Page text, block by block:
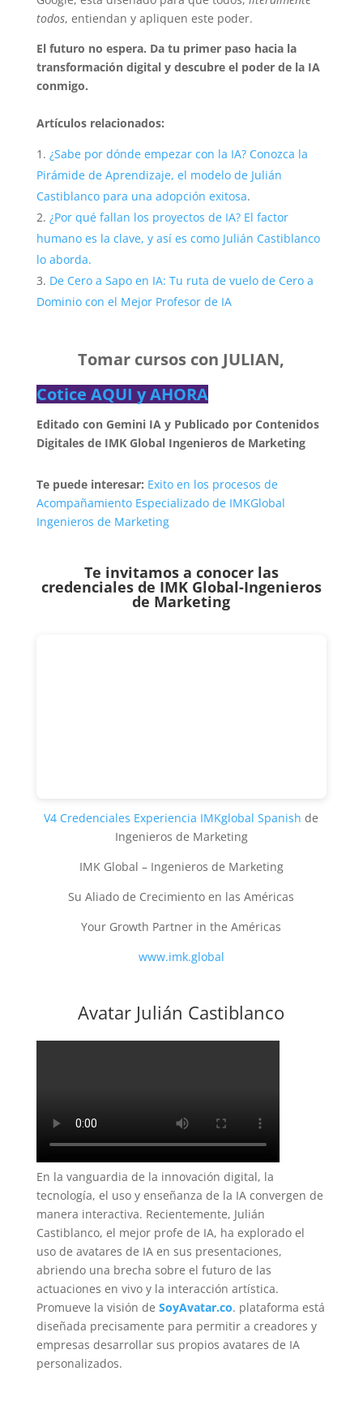
todos, entiendan y apliquen este poder.
El futuro no espera. Da tu primer paso hacia la
transformación digital y descubre el poder de la IA
conmigo.
Artículos relacionados:
¿Sabe por dónde empezar con la IA? Conozca la
Pirámide de Aprendizaje, el modelo de Julián
Castiblanco para una adopción exitosa.
¿Por qué fallan los proyectos de IA? El factor
humano es la clave, y así es como Julián Castiblanco
lo aborda.
De Cero a Sapo en IA: Tu ruta de vuelo de Cero a
Dominio con el Mejor Profesor de IA
Tomar cursos con JULIAN,
Cotice AQUI y AHORA
Editado con Gemini IA y Publicado por Contenidos
Digitales de IMK Global Ingenieros de Marketing
Te puede interesar: Exito en los procesos de
Acompañamiento Especializado de IMKGlobal
Ingenieros de Marketing
Te invitamos a conocer las
credenciales de IMK Global-Ingenieros
de Marketing
V4 Credenciales Experiencia IMKglobal Spanish de
Ingenieros de Marketing
IMK Global – Ingenieros de Marketing
Su Aliado de Crecimiento en las Américas
Your Growth Partner in the Américas
www.imk.global
Avatar Julián Castiblanco
En la vanguardia de la innovación digital, la
tecnología, el uso y enseñanza de la IA convergen de
manera interactiva. Recientemente, Julián
Castiblanco, el mejor profe de IA, ha explorado el
uso de avatares de IA en sus presentaciones,
abriendo una brecha sobre el futuro de las
actuaciones en vivo y la interacción artística.
Promueve la visión de SoyAvatar.co. plataforma está
diseñada precisamente para permitir a creadores y
empresas desarrollar sus propios avatares de IA
personalizados.